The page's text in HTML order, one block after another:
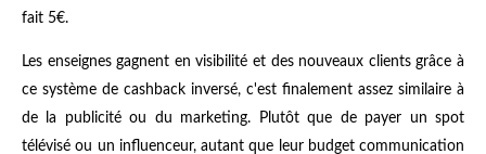
fait 5€.
Les enseignes gagnent en visibilité et des nouveaux clients grâce à
ce système de cashback inversé, c'est finalement assez similaire à
de la publicité ou du marketing. Plutôt que de payer un spot
télévisé ou un influenceur, autant que leur budget communication